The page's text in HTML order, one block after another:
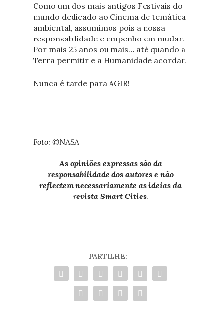
Como um dos mais antigos Festivais do
mundo dedicado ao Cinema de temática
ambiental, assumimos pois a nossa
responsabilidade e empenho em mudar.
Por mais 25 anos ou mais… até quando a
Terra permitir e a Humanidade acordar.
Nunca é tarde para AGIR!
Foto: ©NASA
As opiniões expressas são da
responsabilidade dos autores e não
reflectem necessariamente as ideias da
revista Smart Cities.
PARTILHE: